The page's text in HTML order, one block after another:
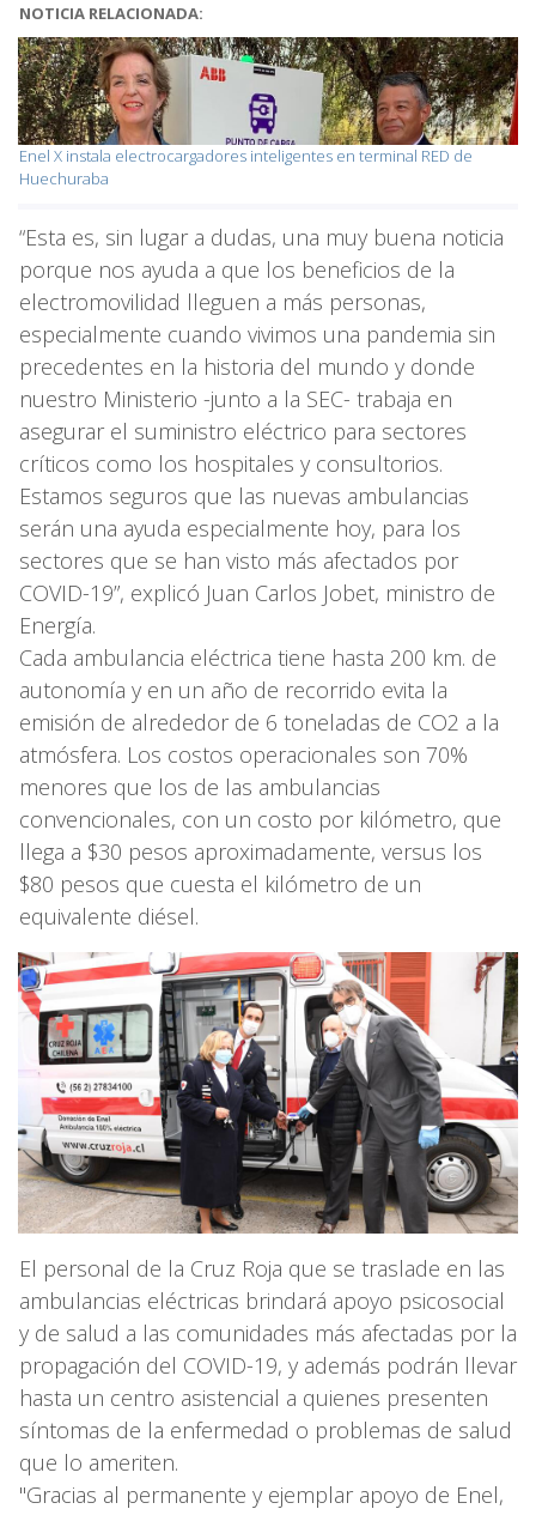
NOTICIA RELACIONADA:
Enel X instala electrocargadores inteligentes en terminal RED de
Huechuraba
“Esta es, sin lugar a dudas, una muy buena noticia
porque nos ayuda a que los beneficios de la
electromovilidad lleguen a más personas,
especialmente cuando vivimos una pandemia sin
precedentes en la historia del mundo y donde
nuestro Ministerio -junto a la SEC- trabaja en
asegurar el suministro eléctrico para sectores
críticos como los hospitales y consultorios.
Estamos seguros que las nuevas ambulancias
serán una ayuda especialmente hoy, para los
sectores que se han visto más afectados por
COVID-19”, explicó Juan Carlos Jobet, ministro de
Energía.
Cada ambulancia eléctrica tiene hasta 200 km. de
autonomía y en un año de recorrido evita la
emisión de alrededor de 6 toneladas de CO2 a la
atmósfera. Los costos operacionales son 70%
menores que los de las ambulancias
convencionales, con un costo por kilómetro, que
llega a $30 pesos aproximadamente, versus los
$80 pesos que cuesta el kilómetro de un
equivalente diésel.
El personal de la Cruz Roja que se traslade en las
ambulancias eléctricas brindará apoyo psicosocial
y de salud a las comunidades más afectadas por la
propagación del COVID-19, y además podrán llevar
hasta un centro asistencial a quienes presenten
síntomas de la enfermedad o problemas de salud
que lo ameriten.
"Gracias al permanente y ejemplar apoyo de Enel,